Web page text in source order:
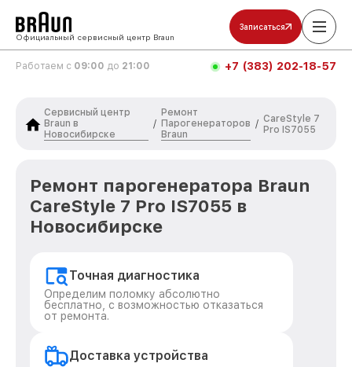
Официальный сервисный центр Braun
Записаться
Работаем с 09:00 до 21:00 +7 (383) 202-18-57
Сервисный центр
Braun в
Новосибирске
/
Ремонт
Парогенераторов
Braun
/ CareStyle 7
Pro IS7055
Ремонт парогенератора Braun
CareStyle 7 Pro IS7055 в
Новосибирске
Точная диагностика
Определим поломку абсолютно
бесплатно, с возможностью отказаться
от ремонта.
Доставка устройства